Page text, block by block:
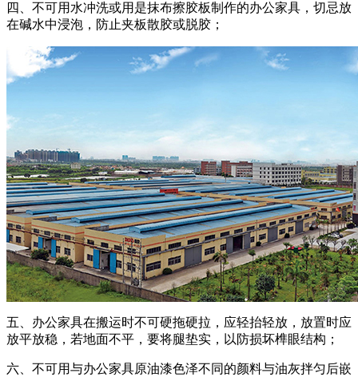
四、不可用水冲洗或用是抹布擦胶板制作的办公家具，切忌放
在碱水中浸泡，防止夹板散胶或脱胶；
五、办公家具在搬运时不可硬拖硬拉，应轻抬轻放，放置时应
放平放稳，若地面不平，要将腿垫实，以防损坏榫眼结构；
六、不可用与办公家具原油漆色泽不同的颜料与油灰拌匀后嵌